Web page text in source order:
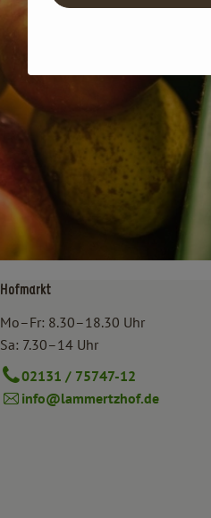
Hofmarkt
Mo–Fr: 8.30–18.30 Uhr
Sa: 7.30–14 Uhr
02131 / 75747-12
info@lammertzhof.de